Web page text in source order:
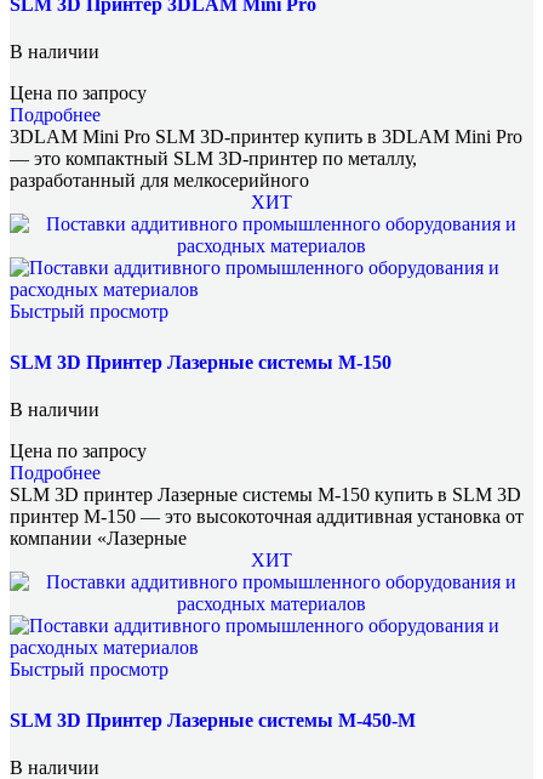
В наличии
Цена по запросу
Подробнее
3DLAM Mini Pro SLM 3D-принтер купить в 3DLAM Mini Pro
— это компактный SLM 3D-принтер по металлу,
разработанный для мелкосерийного
ХИТ
Быстрый просмотр
SLM 3D Принтер Лазерные системы M-150
В наличии
Цена по запросу
Подробнее
SLM 3D принтер Лазерные системы M-150 купить в SLM 3D
принтер M-150 — это высокоточная аддитивная установка от
компании «Лазерные
ХИТ
Быстрый просмотр
SLM 3D Принтер Лазерные системы M-450-M
В наличии